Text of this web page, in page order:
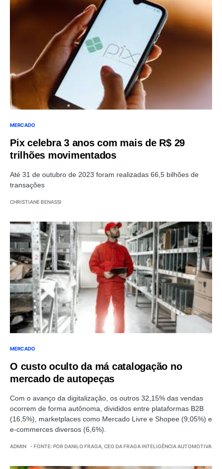
MERCADO
Pix celebra 3 anos com mais de R$ 29
trilhões movimentados
Até 31 de outubro de 2023 foram realizadas 66,5 bilhões de
transações
CHRISTIANE BENASSI
MERCADO
O custo oculto da má catalogação no
mercado de autopeças
Com o avanço da digitalização, os outros 32,15% das vendas
ocorrem de forma autônoma, divididos entre plataformas B2B
(16,5%), marketplaces como Mercado Livre e Shopee (9,05%) e
e-commerces diversos (6,6%).
ADMIN - FONTE: POR DANILO FRAGA, CEO DA FRAGA INTELIGÊNCIA AUTOMOTIVA